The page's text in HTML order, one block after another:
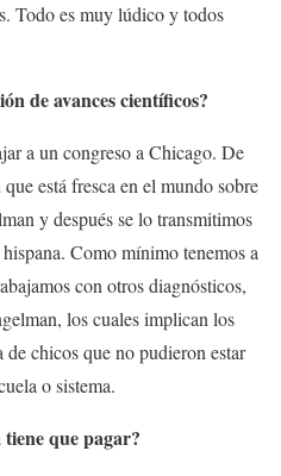
Todo es muy lúdico y todos
de avances científicos?
a un congreso a Chicago. De
está fresca en el mundo sobre
y después se lo transmitimos
Como mínimo tenemos a
con otros diagnósticos,
los cuales implican los
de chicos que no pudieron estar
o sistema.
tiene que pagar?